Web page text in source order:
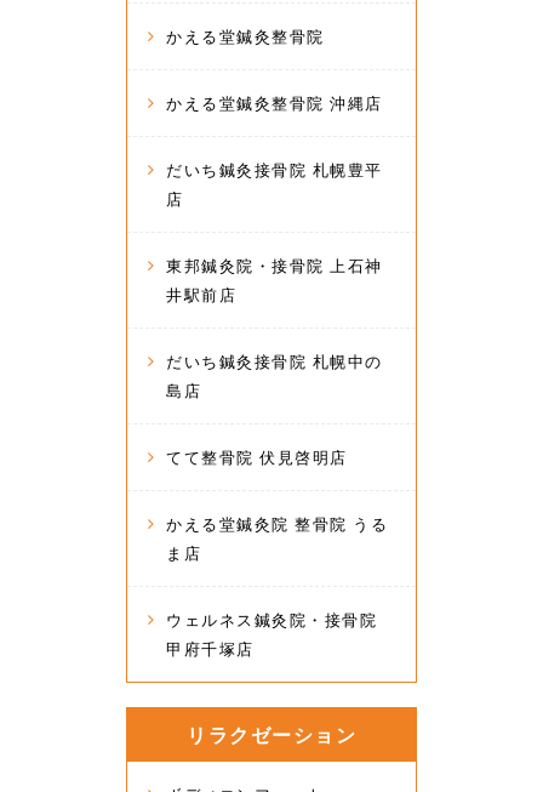
かえる堂鍼灸整骨院
かえる堂鍼灸整骨院 沖縄店
だいち鍼灸接骨院 札幌豊平
店
東邦鍼灸院・接骨院 上石神
井駅前店
だいち鍼灸接骨院 札幌中の
島店
てて整骨院 伏見啓明店
かえる堂鍼灸院 整骨院 うる
ま店
ウェルネス鍼灸院・接骨院
甲府千塚店
リラクゼーション